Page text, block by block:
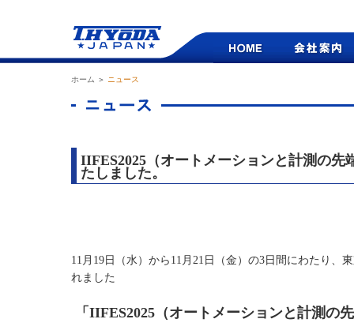
ホーム ＞ ニュース
IIFES2025（オートメーションと計測の先
たしました。
11月19日（水）から11月21日（金）の3日間にわたり、
れました
「IIFES2025（オートメーションと計測の